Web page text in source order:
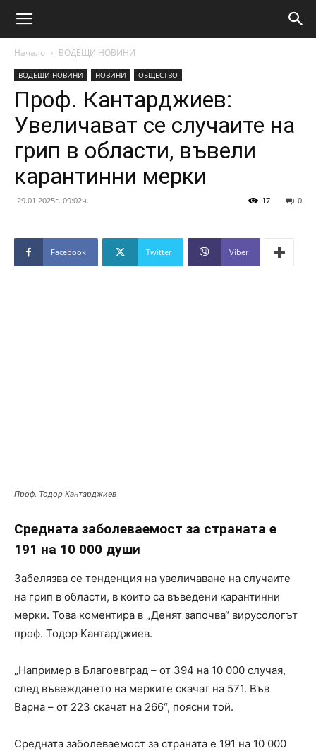
Начало ВОДЕЩИ НОВИНИ
ВОДЕЩИ НОВИНИ НОВИНИ ОБЩЕСТВО
Проф. Кантарджиев:
Увеличават се случаите на
грип в области, въвели
карантинни мерки
29.01.2025г. 09:02ч. 0
17
Facebook Twitter Viber
Проф. Тодор Кантарджиев
Средната заболеваемост за страната е
191 на 10 000 души
Забелязва се тенденция на увеличаване на случаите
на грип в области, в които са въведени карантинни
мерки. Това коментира в „Денят започва“ вирусологът
проф. Тодор Кантарджиев.
„Например в Благоевград – от 394 на 10 000 случая,
след въвеждането на мерките скачат на 571. Във
Варна – от 223 скачат на 266“, поясни той.
Средната заболеваемост за страната е 191 на 10 000